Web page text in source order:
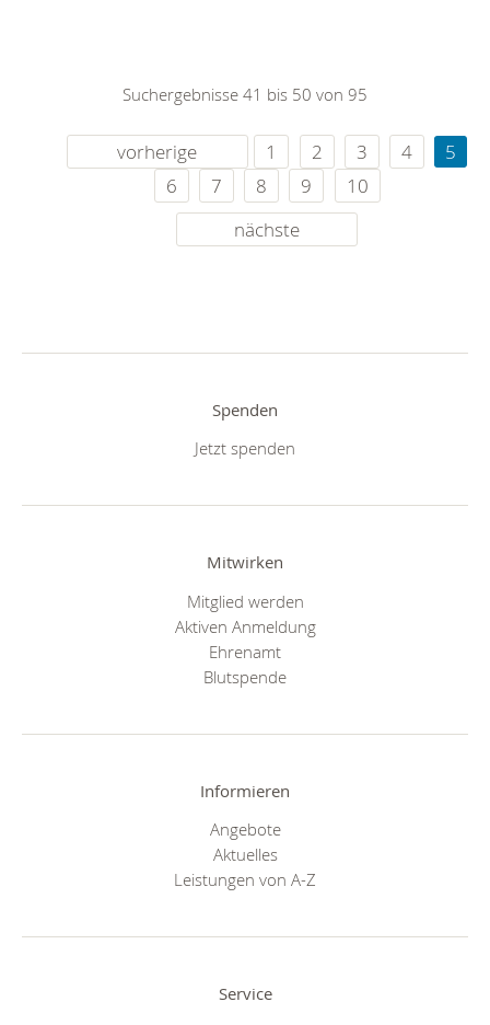
Suchergebnisse 41 bis 50 von 95
vorherige 1 2 3 4
5
6
7 8 9
10
nächste
Spenden
Jetzt spenden
Mitwirken
Mitglied werden
Aktiven Anmeldung
Ehrenamt
Blutspende
Informieren
Angebote
Aktuelles
Leistungen von A-Z
Service